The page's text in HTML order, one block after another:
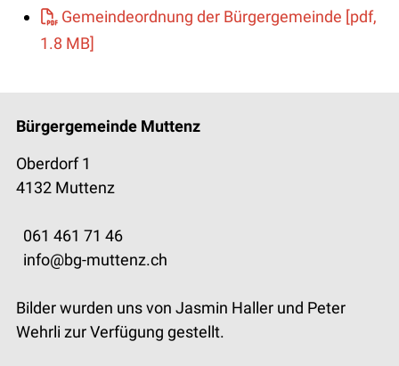
Gemeindeordnung der Bürgergemeinde [pdf,
1.8 MB]
Footer
Bürgergemeinde Muttenz
Oberdorf 1
4132 Muttenz
061 461 71 46
info@bg-muttenz.ch
Bilder wurden uns von Jasmin Haller und Peter
Wehrli zur Verfügung gestellt.